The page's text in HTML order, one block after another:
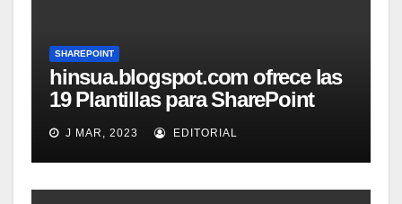
SHAREPOINT
hinsua.blogspot.com ofrece las
19 Plantillas para SharePoint
2010J MAR, 2023 EDITORIAL